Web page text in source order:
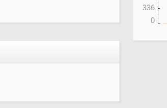
336
0